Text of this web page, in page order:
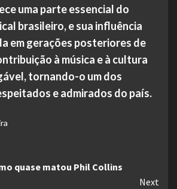
uma parte essencial do
brasileiro, e sua influência
em gerações posteriores de
à música e à cultura
tornando-o um dos
e admirados do país.
quase matou Phil Collins
Next